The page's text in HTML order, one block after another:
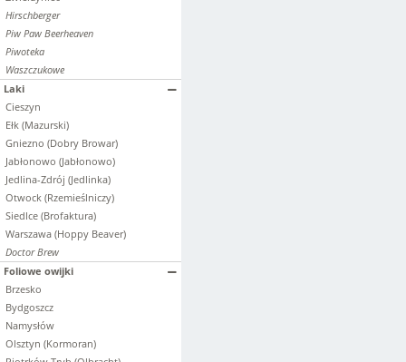
Hirschberger
Piw Paw Beerheaven
Piwoteka
Waszczukowe
Laki
Cieszyn
Ełk (Mazurski)
Gniezno (Dobry Browar)
Jabłonowo (Jabłonowo)
Jedlina-Zdrój (Jedlinka)
Otwock (Rzemieślniczy)
Siedlce (Brofaktura)
Warszawa (Hoppy Beaver)
Doctor Brew
Foliowe owijki
Brzesko
Bydgoszcz
Namysłów
Olsztyn (Kormoran)